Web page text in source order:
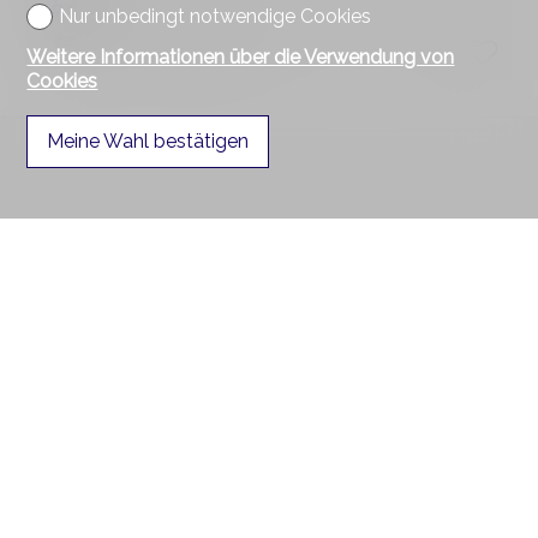
2
Nur unbedingt notwendige Cookies
Weitere Informationen über die Verwendung von
Cookies
Meine Wahl bestätigen